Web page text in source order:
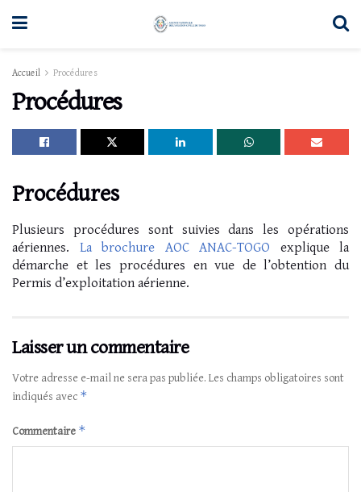
Accueil Procédures
Procédures
Procédures
Plusieurs procédures sont suivies dans les opérations
aériennes. La brochure AOC ANAC-TOGO explique la
démarche et les procédures en vue de l’obtention du
Permis d’exploitation aérienne.
Laisser un commentaire
Votre adresse e-mail ne sera pas publiée. Les champs obligatoires sont
indiqués avec *
Commentaire *